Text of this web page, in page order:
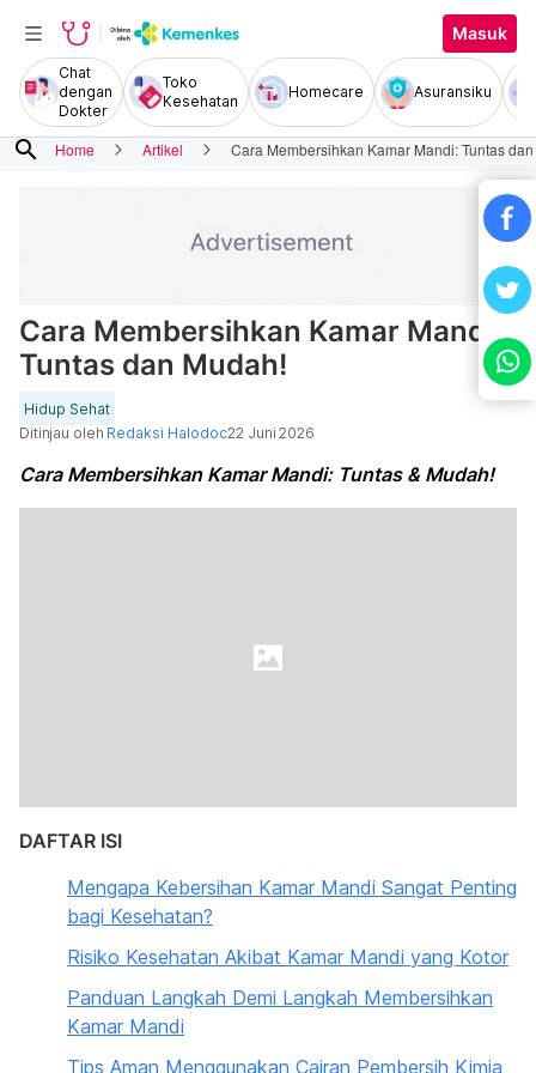
Masuk
Chat
dengan
Dokter
Toko
Kesehatan
Homecare Asuransiku
search Home Artikel Cara Membersihkan Kamar Mandi: Tuntas
Cara Membersihkan Kamar Mandi:
Tuntas dan Mudah!
Hidup Sehat
Ditinjau oleh Redaksi Halodoc22 Juni 2026
Cara Membersihkan Kamar Mandi: Tuntas & Mudah!
DAFTAR ISI
Mengapa Kebersihan Kamar Mandi Sangat Penting
bagi Kesehatan?
Risiko Kesehatan Akibat Kamar Mandi yang Kotor
Panduan Langkah Demi Langkah Membersihkan
Kamar Mandi
Tips Aman Menggunakan Cairan Pembersih Kimia